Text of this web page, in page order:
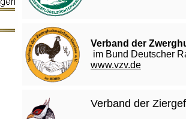
Verband der
im Bund Deutscher
www.vzv.de
Verband der